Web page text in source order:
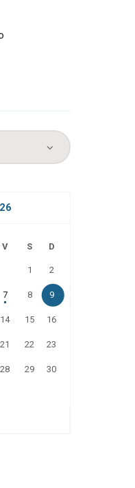
V S D
1 2
7 8 9
14 15 16
21 22 23
28 29 30